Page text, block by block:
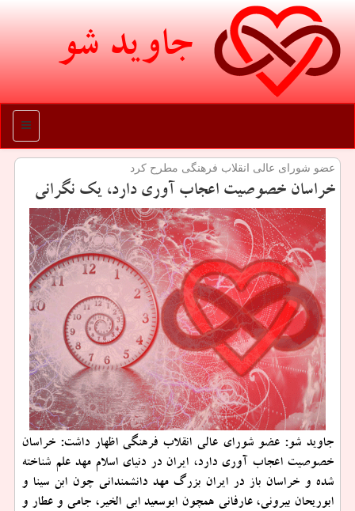
جاوید شو
منو
عضو شورای عالی انقلاب فرهنگی مطرح كرد
خراسان خصوصیت اعجاب آوری دارد، یك نگرانی
جاوید شو: عضو شورای عالی انقلاب فرهنگی اظهار داشت: خراسان
خصوصیت اعجاب آوری دارد، ایران در دنیای اسلام مهد علم شناخته
شده و خراسان باز در ایران بزرگ مهد دانشمندانی چون ابن سینا و
ابوریحان بیرونی، عارفانی همچون ابوسعید ابی الخیر، جامی و عطار و